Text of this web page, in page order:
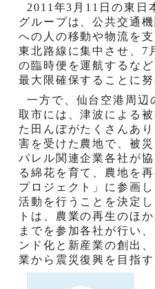
2011 年3 月 11 日の東日
グループは、公共交通
への人の移動や物流を
東北路線に集中させ、 7
の臨時便を運航するな
最大限確保することに
一方で、仙台空港周辺
取市には、津波による
た田んぼがたくさんあ
害を受けた農地で、被
パレル関連企業各社が
る綿花を育て、農地を
プロジェクト」に参画
活動を行うことを決定
トは、農業の再生のほ
までを参加各社が行い
ンド化と新産業の創出
業から震災復興を目指す